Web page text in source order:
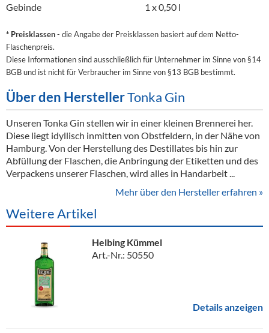
Gebinde
1 x 0,50 l
* Preisklassen- die Angabe der Preisklassen basiert auf dem Netto-
Flaschenpreis.
Diese Informationen sind ausschließlich für Unternehmer im Sinne von §14
BGB und ist nicht für Verbraucher im Sinne von §13 BGB bestimmt.
Über den HerstellerTonka Gin
Unseren Tonka Gin stellen wir in einer kleinen Brennerei her.
Diese liegt idyllisch inmitten von Obstfeldern, in der Nähe von
Hamburg. Von der Herstellung des Destillates bis hin zur
Abfüllung der Flaschen, die Anbringung der Etiketten und des
Verpackens unserer Flaschen, wird alles in Handarbeit ...
Mehr über den Hersteller erfahren »
Weitere Artikel
Helbing Kümmel
Art.-Nr.: 50550
Details anzeigen